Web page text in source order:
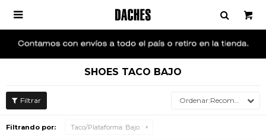

SHOES TACO BAJO
Recomendados
Filtrando por: Taco/Plataforma: Bajo